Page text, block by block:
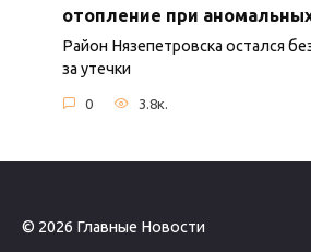
отопление при
Район Нязепетровска остался
за утечки
0 3.8к.
© 2026 Главные Новости